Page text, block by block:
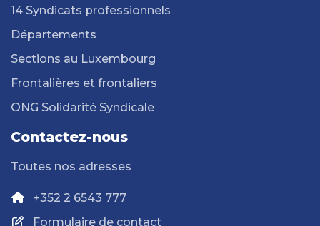
14 Syndicats professionnels
Départements
Sections au Luxembourg
Frontalières et frontaliers
ONG Solidarité Syndicale
Contactez-nous
Toutes nos adresses
+352 2 6543 777
Formulaire de contact